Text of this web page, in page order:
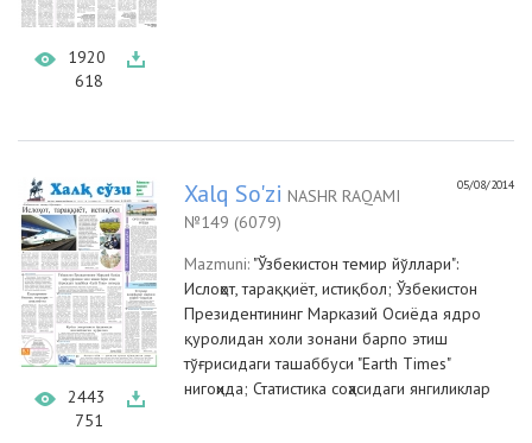
1920
618
2443
751
05/08/2014
Xalq So'zi NASHR RAQAMI
№149 (6079)
Mazmuni: "Ўзбекистон темир йўллари":
Ислоҳот, тараққиёт, истиқбол; Ўзбекистон
Президентининг Марказий Осиёда ядро
қуролидан холи зонани барпо этиш
тўғрисидаги ташаббуси "Earth Times"
нигоҳида; Статистика соҳасидаги янгиликлар